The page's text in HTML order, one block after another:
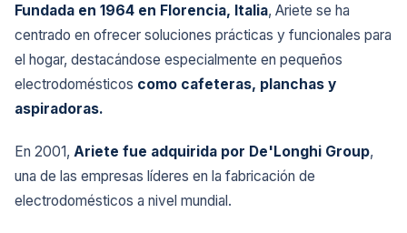
Fundada en 1964 en Florencia, Italia, Ariete se ha
centrado en ofrecer soluciones prácticas y funcionales para
el hogar, destacándose especialmente en pequeños
electrodomésticos como cafeteras, planchas y
aspiradoras.
En 2001, Ariete fue adquirida por De'Longhi Group,
una de las empresas líderes en la fabricación de
electrodomésticos a nivel mundial.